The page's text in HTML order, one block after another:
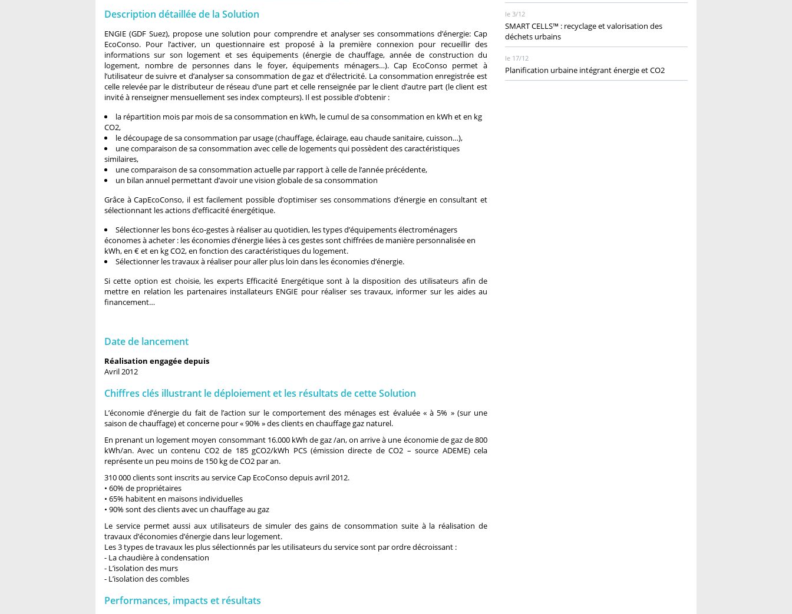
Description détaillée de la Solution
ENGIE (GDF Suez), propose une solution pour comprendre et analyser ses consommations d’énergie: Cap
EcoConso. Pour l’activer, un questionnaire est proposé à la première connexion pour recueillir des
informations sur son logement et ses équipements (énergie de chauffage, année de construction du
logement, nombre de personnes dans le foyer, équipements ménagers…). Cap EcoConso permet à
l’utilisateur de suivre et d’analyser sa consommation de gaz et d’électricité. La consommation enregistrée est
celle relevée par le distributeur de réseau d’une part et celle renseignée par le client d’autre part (le client est
invité à renseigner mensuellement ses index compteurs). Il est possible d’obtenir :
la répartition mois par mois de sa consommation en kWh, le cumul de sa consommation en kWh et en kg
CO2,
le découpage de sa consommation par usage (chauffage, éclairage, eau chaude sanitaire, cuisson…),
une comparaison de sa consommation avec celle de logements qui possèdent des caractéristiques
similaires,
une comparaison de sa consommation actuelle par rapport à celle de l’année précédente,
un bilan annuel permettant d’avoir une vision globale de sa consommation
Grâce à CapEcoConso, il est facilement possible d’optimiser ses consommations d’énergie en consultant et
sélectionnant les actions d’efficacité énergétique.
Sélectionner les bons éco-gestes à réaliser au quotidien, les types d’équipements électroménagers
économes à acheter : les économies d’énergie liées à ces gestes sont chiffrées de manière personnalisée en
kWh, en € et en kg CO2, en fonction des caractéristiques du logement.
Sélectionner les travaux à réaliser pour aller plus loin dans les économies d’énergie.
Si cette option est choisie, les experts Efficacité Energétique sont à la disposition des utilisateurs afin de
mettre en relation les partenaires installateurs ENGIE pour réaliser ses travaux, informer sur les aides au
financement…
Date de lancement
Réalisation engagée depuis
Avril 2012
Chiffres clés illustrant le déploiement et les résultats de cette Solution
L’économie d’énergie du fait de l’action sur le comportement des ménages est évaluée « à 5% » (sur une
saison de chauffage) et concerne pour « 90% » des clients en chauffage gaz naturel.
En prenant un logement moyen consommant 16.000 kWh de gaz /an, on arrive à une économie de gaz de 800
kWh/an. Avec un contenu CO2 de 185 gCO2/kWh PCS (émission directe de CO2 – source ADEME) cela
représente un peu moins de 150 kg de CO2 par an.
310 000 clients sont inscrits au service Cap EcoConso depuis avril 2012.
• 60% de propriétaires
• 65% habitent en maisons individuelles
• 90% sont des clients avec un chauffage au gaz
Le service permet aussi aux utilisateurs de simuler des gains de consommation suite à la réalisation de
travaux d’économies d’énergie dans leur logement.
Les 3 types de travaux les plus sélectionnés par les utilisateurs du service sont par ordre décroissant :
- La chaudière à condensation
- L’isolation des murs
- L’isolation des combles
Performances, impacts et résultats
le 3/12
SMART CELLS™ : recyclage et valorisation des
déchets urbains
le 17/12
Planification urbaine intégrant énergie et CO2